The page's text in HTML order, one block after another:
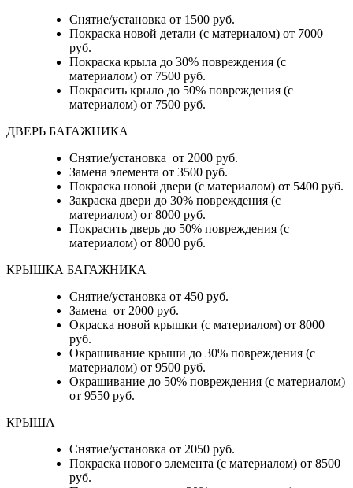
Снятие/установка от 1500 руб.
Покраска новой детали (с материалом) от 7000
руб.
Покраска крыла до 30% повреждения (с
материалом) от 7500 руб.
Покрасить крыло до 50% повреждения (с
материалом) от 7500 руб.
ДВЕРЬ БАГАЖНИКА
Снятие/установка от 2000 руб.
Замена элемента от 3500 руб.
Покраска новой двери (с материалом) от 5400 руб.
Закраска двери до 30% повреждения (с
материалом) от 8000 руб.
Покрасить дверь до 50% повреждения (с
материалом) от 8000 руб.
КРЫШКА БАГАЖНИКА
Снятие/установка от 450 руб.
Замена от 2000 руб.
Окраска новой крышки (с материалом) от 8000
руб.
Окрашивание крыши до 30% повреждения (с
материалом) от 9500 руб.
Окрашивание до 50% повреждения (с материалом)
от 9550 руб.
КРЫША
Снятие/установка от 2050 руб.
Покраска нового элемента (с материалом) от 8500
руб.